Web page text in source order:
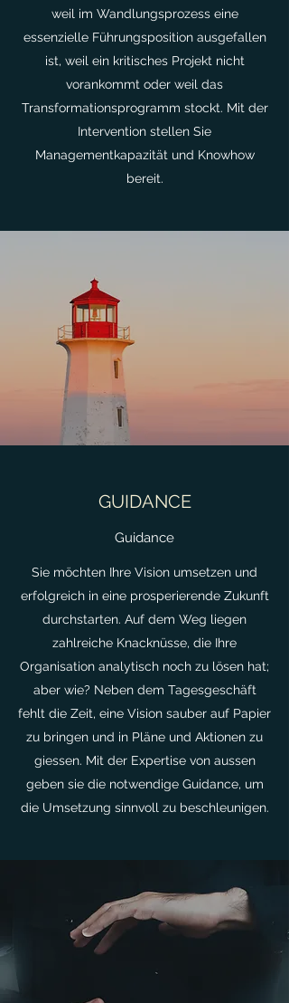
weil im Wandlungsprozess eine
essenzielle Führungsposition ausgefallen
ist, weil ein kritisches Projekt nicht
vorankommt oder weil das
Transformationsprogramm stockt. Mit der
Intervention stellen Sie
Managementkapazität und Knowhow
bereit.
GUIDANCE
Guidance
Sie möchten Ihre Vision umsetzen und
erfolgreich in eine prosperierende Zukunft
durchstarten. Auf dem Weg liegen
zahlreiche Knacknüsse, die Ihre
Organisation analytisch noch zu lösen hat;
aber wie? Neben dem Tagesgeschäft
fehlt die Zeit, eine Vision sauber auf Papier
zu bringen und in Pläne und Aktionen zu
giessen. Mit der Expertise von aussen
geben sie die notwendige Guidance, um
die Umsetzung sinnvoll zu beschleunigen.